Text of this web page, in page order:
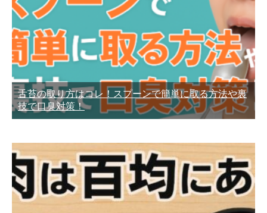
舌苔の取り方はコレ！スプーンで簡単に取る方法や裏
技で口臭対策！